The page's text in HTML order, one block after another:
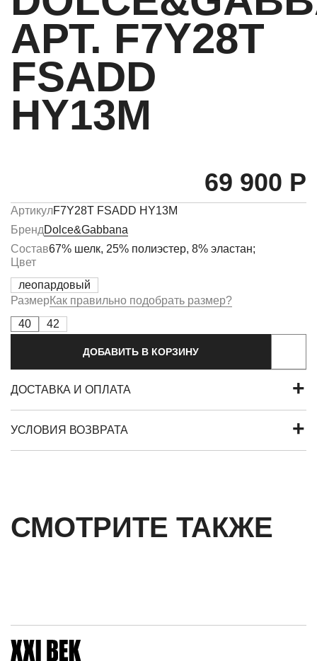
АРТ. F7Y28T
FSADD
HY13M
69 900 Р
АртикулF7Y28T FSADD HY13M
БрендDolce&Gabbana
Состав67% шелк, 25% полиэстер, 8% эластан;
Цвет
леопардовый
РазмерКак правильно подобрать размер?
40
42
ДОБАВИТЬ В КОРЗИНУ
ДОСТАВКА И ОПЛАТА
УСЛОВИЯ ВОЗВРАТА
СМОТРИТЕ ТАКЖЕ